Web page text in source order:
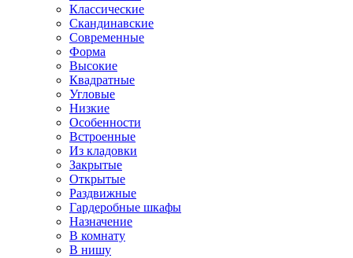
Классические
Скандинавские
Современные
Форма
Высокие
Квадратные
Угловые
Низкие
Особенности
Встроенные
Из кладовки
Закрытые
Открытые
Раздвижные
Гардеробные шкафы
Назначение
В комнату
В нишу